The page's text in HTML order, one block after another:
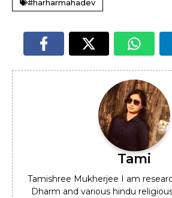
#harharmahadev
Tami
Tamishree Mukherjee I am
Dharm and various hindu